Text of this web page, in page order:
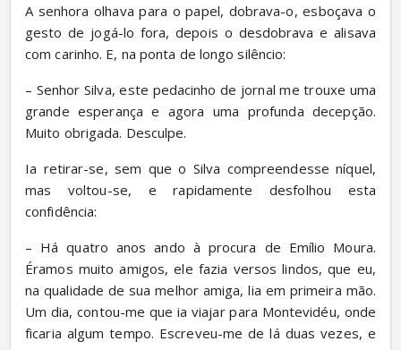
A senhora olhava para o papel, dobrava-o, esboçava o
gesto de jogá-lo fora, depois o desdobrava e alisava
com carinho. E, na ponta de longo silêncio:
– Senhor Silva, este pedacinho de jornal me trouxe uma
grande esperança e agora uma profunda decepção.
Muito obrigada. Desculpe.
Ia retirar-se, sem que o Silva compreendesse níquel,
mas voltou-se, e rapidamente desfolhou esta
confidência:
– Há quatro anos ando à procura de Emílio Moura.
Éramos muito amigos, ele fazia versos lindos, que eu,
na qualidade de sua melhor amiga, lia em primeira mão.
Um dia, contou-me que ia viajar para Montevidéu, onde
ficaria algum tempo. Escreveu-me de lá duas vezes, e